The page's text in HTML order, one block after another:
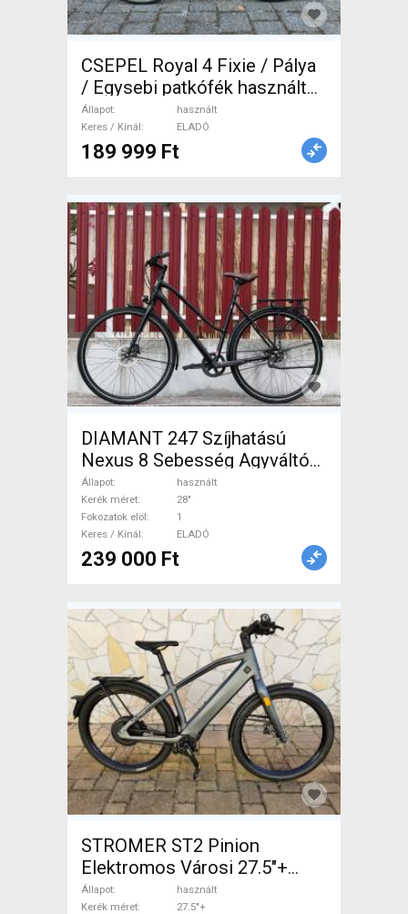
CSEPEL Royal 4 Fixie / Pálya
/ Egysebi patkófék használt
ELADÓ
Állapot
használt
Keres / Kínál
ELADÓ
189 999 Ft
DIAMANT 247 Szíjhatású
Nexus 8 Sebesség Agyváltó
Városi / Cruiser tárcsafék
használt ELADÓ
Állapot
használt
Kerék méret
28"
Fokozatok elöl
1
Keres / Kínál
ELADÓ
239 000 Ft
STROMER ST2 Pinion
Elektromos Városi 27.5"+
Stromer használt ELADÓ
Állapot
használt
Kerék méret
27.5"+